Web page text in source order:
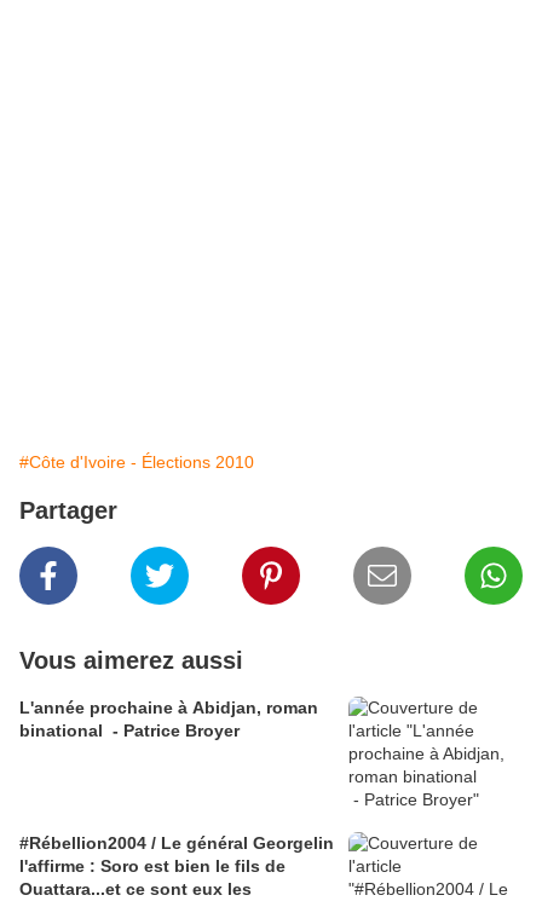
#Côte d'Ivoire - Élections 2010
Partager
Vous aimerez aussi
L'année prochaine à Abidjan, roman
binational - Patrice Broyer
#Rébellion2004 / Le général Georgelin
l'affirme : Soro est bien le fils de
Ouattara...et ce sont eux les